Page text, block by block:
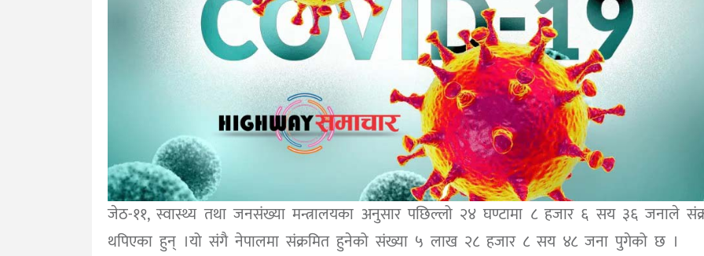
जेठ-११, स्वास्थ्य तथा जनसंख्या मन्त्रालयका अनुसार पछिल्लो २४ घण्टामा ८ हजार ६ सय ३६ जनाले
थपिएका हुन् ।यो संगै नेपालमा संक्रमित हुनेको संख्या ५ लाख २८ हजार ८ सय ४८ जना पुगेको छ ।